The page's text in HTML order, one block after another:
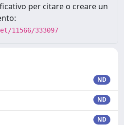
per citare o creare un
11566/333097
ND
ND
ND